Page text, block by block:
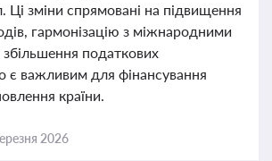
Ці зміни спрямовані на підвищення
гармонізацію з міжнародними
податкових
важливим для фінансування
країни.
2026